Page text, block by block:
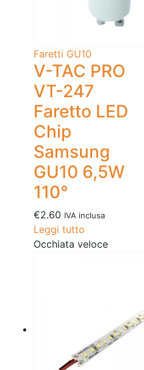
Faretti GU10
V-TAC PRO
VT-247
Faretto LED
Chip
Samsung
GU10 6,5W
110°
€2.60 IVA inclusa
Leggi tutto
Occhiata veloce